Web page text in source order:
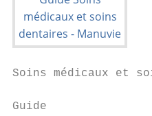
Soins médicaux et
Guide